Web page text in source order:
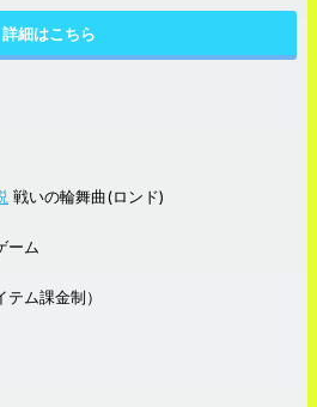
詳細はこちら
戦いの輪舞曲(ロンド)
ーム
ム課金制）